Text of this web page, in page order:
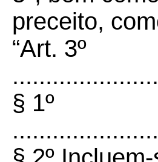
preceito,
“Art. 3º
§ 1º